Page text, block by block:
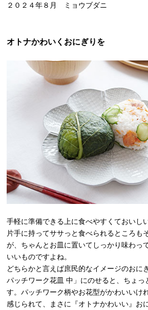
２０２４年８月 ミョウブダニ
オトナかわいくおにぎりを
手軽に準備できる上に食べやすくておいし
片手に持ってササっと食べられるところも
が、ちゃんとお皿に置いてしっかり味わっ
いいものですよね。
どちらかと言えば庶民的なイメージのおに
パッチワーク花皿 中」にのせると、ちょっ
す。パッチワーク柄やお花型がかわいいけ
感じられて、まさに『オトナかわいい』お